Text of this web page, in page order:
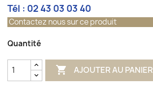
Tél : 02 43 03 03 40
Contactez nous sur ce produit
Quantité
 AJOUTER AU PANIER